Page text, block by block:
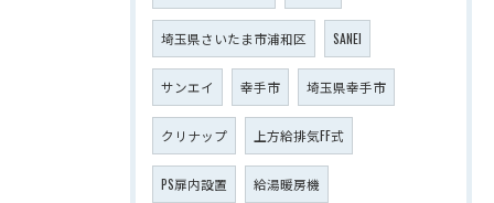
埼玉県さいたま市浦和区 SANEI
サンエイ 幸手市 埼玉県幸手市
クリナップ 上方給排気FF式
PS扉内設置 給湯暖房機